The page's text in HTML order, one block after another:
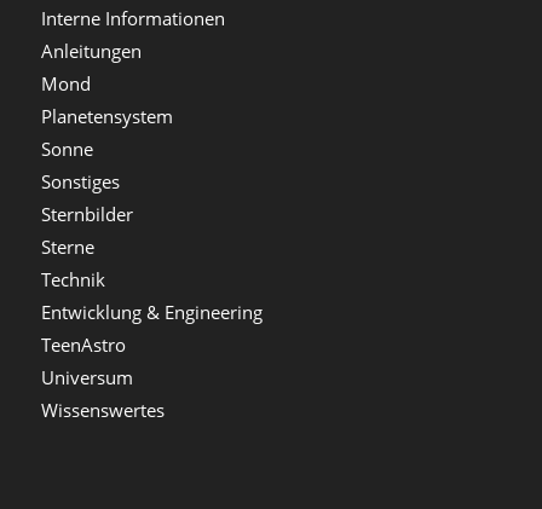
Interne Informationen
Anleitungen
Mond
Planetensystem
Sonne
Sonstiges
Sternbilder
Sterne
Technik
Entwicklung & Engineering
TeenAstro
Universum
Wissenswertes